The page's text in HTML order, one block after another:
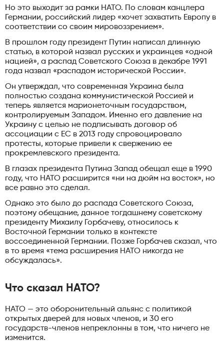
Но это выходит за рамки НАТО. По словам канцлера
Германии, российский лидер «хочет захватить Европу в
соответствии со своим мировоззрением».
В прошлом году президент Путин написал длинную
статью, в которой назвал русских и украинцев «одной
нацией», а распад Советского Союза в декабре 1991
года назвал «распадом исторической России».
Он утверждал, что современная Украина была
полностью создана коммунистической Россией и
теперь является марионеточным государством,
контролируемым Западом. Именно его давление на
Украину с целью не подписывать договор об
ассоциации с ЕС в 2013 году спровоцировало
протесты, которые привели к свержению ее
прокремлевского президента.
В глазах президента Путина Запад обещал еще в 1990
году, что НАТО расширится «ни на дюйм на восток», но
все равно это сделал.
Однако это было до распада Советского Союза,
поэтому обещание, данное тогдашнему советскому
президенту Михаилу Горбачеву, относилось к
Восточной Германии только в контексте
воссоединенной Германии. Позже Горбачев сказал, что
в то время «тема расширения НАТО никогда не
обсуждалась».
Что сказал НАТО?
НАТО — это оборонительный альянс с политикой
открытых дверей для новых членов, и 30 его
государств-членов непреклонны в том, что ничего не
изменится.